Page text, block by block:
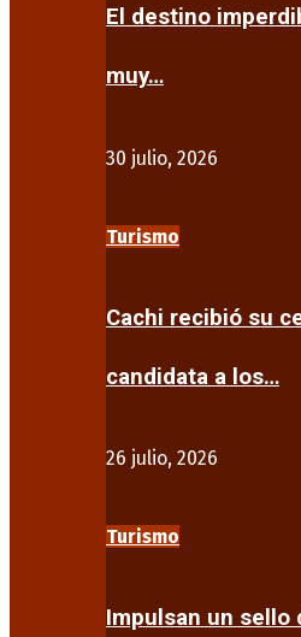
El destino
muy…
30 julio, 2026
Turismo
Cachi recibió su
candidata a los…
26 julio, 2026
Turismo
Impulsan un sello